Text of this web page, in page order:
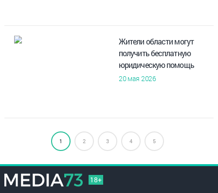
Жители области могут
получить бесплатную
юридическую помощь
20 мая 2026
1 2 3 4 5
18+